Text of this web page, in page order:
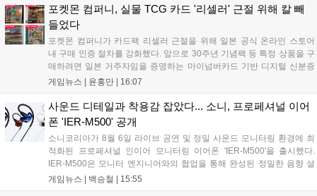
수요는 늘었으나 일반 재료는 현상을 유지하고 있으며, 영웅 등급 장비
와 무기는 서버별로 등락을 보이고 있습니다....
포켓몬 컴퍼니, 실물 TCG 카드 '리셀러' 근절 위해 칼 빼
들었다
포켓몬 컴퍼니가 카드팩 리셀러 근절을 위해 일본 공식 온라인 스토어
내 구매 인증 절차를 강화했다. 앞으로 30주년 기념팩 등 특정 상품을 구
매하려면 일본 거주자임을 증명하는 마이넘버카드 기반 디지털 신분증
이 필수다. 해당 상품들은 온라인 추첨제로만 판매되며, 이번 조치는 과
러한 정책이 시장 물량 안정화에 어떤 영향을 미칠지 업계의 이목이 쏠
리고 있다....
게임뉴스 | 윤홍만 16:07
사운드 디테일과 착용감 잡았다... 소니, 프로페셔널 이어
폰 'IER-M500' 공개
소니코리아가 8월 6일 라이브 공연 및 정밀 사운드 모니터링 환경에 최
적화된 프로페셔널 인이어 모니터링 이어폰 'IER-M500'을 출시했다.
IER-M500은 모니터 엔지니어와의 협업을 통해 완성된 정밀한 음향 설
계와 뛰어난 수동 차음 성능을 갖춰, 외부 소음이 많은 환경에서도 디테
게임뉴스 | 백승철 15:55